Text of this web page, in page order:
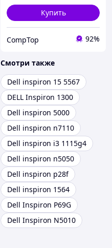
Купить
CompTop 92%
Смотри также
Dell inspiron 15 5567
DELL Inspiron 1300
Dell inspiron 5000
Dell inspiron n7110
Dell inspiron i3 1115g4
Dell inspiron n5050
Dell inspiron p28f
Dell inspiron 1564
Dell Inspiron P69G
Dell Inspiron N5010